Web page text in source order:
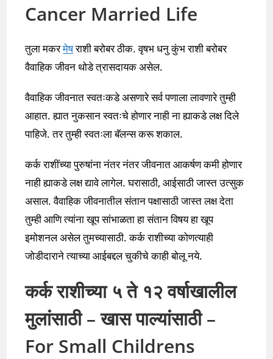
Cancer Married Life
तुला मकरमेषराशी बरोबर ठीक. वृषभ धनु कुंभ राशी बरोबर
वैवाहिक जीवन थोडे त्रासदायक असेल.
वैवाहिक जीवनात स्वतःकडे असणारे सर्व पणाला लावणारे तुम्ही
आहात. ह्यात नुकसान स्वतःचे होणार नाही ना ह्याकडे लक्ष दिले
पाहिजे. तर तुम्ही स्वतःला बॅलन्स करू शकाल.
कर्क राशींच्या पुरुषांना नंतर नंतर जीवनात आकर्षण कमी होणार
नाही ह्याकडे लक्ष द्यावे लागेल. घरासाठी, आईसाठी जास्त उत्सुक
असाल. वैवाहिक जीवनातील संतान पक्षासाठी जास्त लक्ष देता
तुम्ही आणि त्यांना खूप सांभाळता हा संतान विषय हा खूप
इमोशनल असेल तुमच्यासाठी. कर्क राशीच्या कोणत्याही
जोडीदाराने त्याच्या आईबद्दल चुकीचे काही बोलू नये.
कर्क राशीच्या ५ ते १२ वर्षाखालील
मुलांसाठी – खास पाल्यांसाठी –
For Small Childrens